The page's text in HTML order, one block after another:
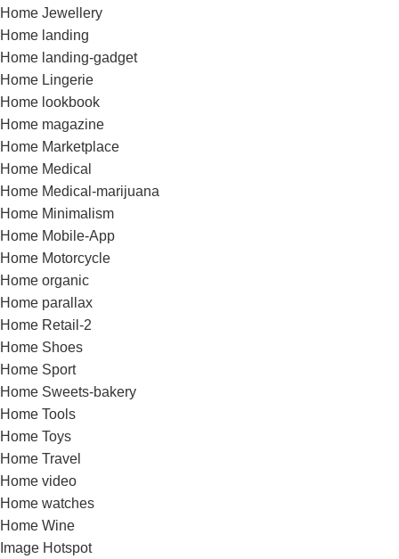
Home Jewellery
Home landing
Home landing-gadget
Home Lingerie
Home lookbook
Home magazine
Home Marketplace
Home Medical
Home Medical-marijuana
Home Minimalism
Home Mobile-App
Home Motorcycle
Home organic
Home parallax
Home Retail-2
Home Shoes
Home Sport
Home Sweets-bakery
Home Tools
Home Toys
Home Travel
Home video
Home watches
Home Wine
Image Hotspot